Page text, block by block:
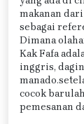
makanan
sebagai
Dimana
Kak Fafa
inggris,
cocok
pemesanan